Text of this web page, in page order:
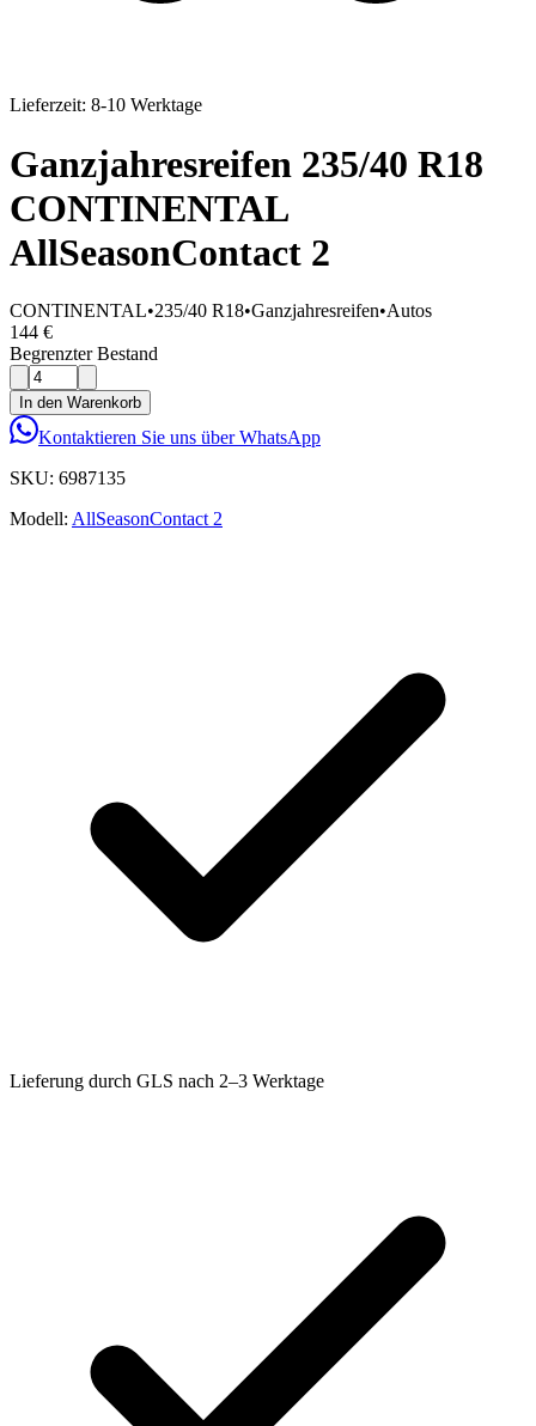
Lieferzeit: 8-10 Werktage
Ganzjahresreifen 235/40 R18
CONTINENTAL
AllSeasonContact 2
CONTINENTAL•235/40 R18•Ganzjahresreifen•Autos
144 €
Begrenzter Bestand
In den Warenkorb
Kontaktieren Sie uns über WhatsApp
SKU: 6987135
Modell: AllSeasonContact 2
Lieferung durch GLS nach 2–3 Werktage